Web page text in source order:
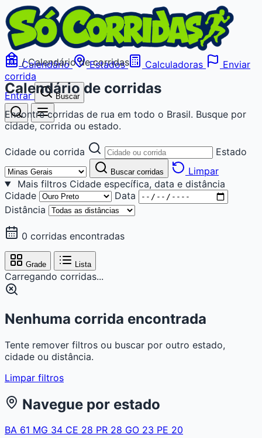
Calendário Estados Calculadoras
Enviar
corrida
Entrar
Buscar
/ Calendário de corridas
Calendário de corridas
Encontre corridas de rua em todo o Brasil. Busque por
cidade, corrida ou estado.
Cidade ou corrida Estado
Buscar corridas
Limpar
Mais filtros Cidade específica, data e distância
Cidade
Data
Distância
0 corridas encontradas
Grade Lista
Carregando corridas...
Nenhuma corrida encontrada
Tente remover filtros ou buscar por outro estado,
cidade ou distância.
Limpar filtros
Navegue por estado
BA 61 MG 34 CE 28 PR 28 GO 23 PE 20